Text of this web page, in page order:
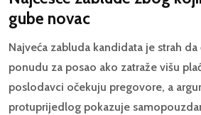
gube novac
Najveća zabluda kandidata je strah
ponudu za posao ako zatraže višu
poslodavci očekuju pregovore, a
protuprijedlog pokazuje